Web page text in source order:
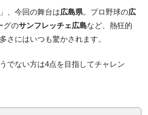
、今回の舞台は広島県。プロ野球の広
グのサンフレッチェ広島など、熱狂的
さにはいつも驚かされます。
でない方は4点を目指してチャレン